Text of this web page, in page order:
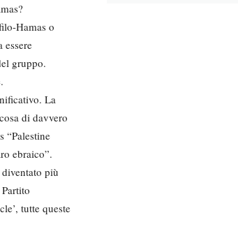
Hamas o
essere
gruppo.
La
di davvero
“Palestine
ebraico”.
più
tutte queste